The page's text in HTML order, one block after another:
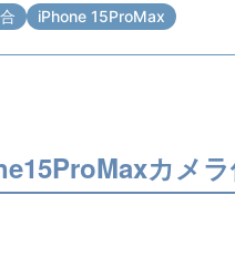
iPhone 15ProMax
カメラ